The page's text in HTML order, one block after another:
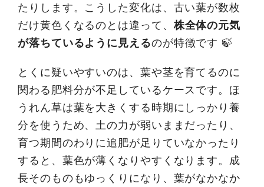
たりします。こうした変化は、古い葉が数枚
だけ黄色くなるのとは違って、株全体の元気
が落ちているように見えるのが特徴です 🍃
とくに疑いやすいのは、葉や茎を育てるのに
関わる肥料分が不足しているケースです。ほ
うれん草は葉を大きくする時期にしっかり養
分を使うため、土の力が弱いままだったり、
育つ期間のわりに追肥が足りていなかったり
すると、葉色が薄くなりやすくなります。成
長そのものもゆっくりになり、葉がなかなか